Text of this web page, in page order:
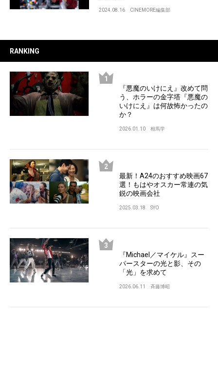
2024.08.16 CINEMORE編集部
RANKING
『悪魔のいけにえ』改めて問
う、ホラーの金字塔『悪魔の
いけにえ』は何故怖かったの
か？
2026.01.10 相馬学
最新！A24のおすすめ映画67
選！もはやオスカー常連の気
鋭の映画会社
2025.03.18 SYO
『Michael／マイケル』スー
パースターの光と影、その
「光」を求めて
2026.06.11 斉藤博昭